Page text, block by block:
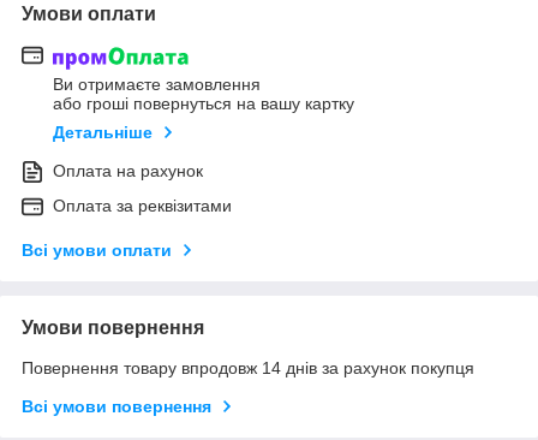
Умови оплати
Ви отримаєте замовлення
або гроші повернуться на вашу картку
Детальніше
Оплата на рахунок
Оплата за реквізитами
Всі умови оплати
Умови повернення
Повернення товару впродовж 14 днів за рахунок покупця
Всі умови повернення